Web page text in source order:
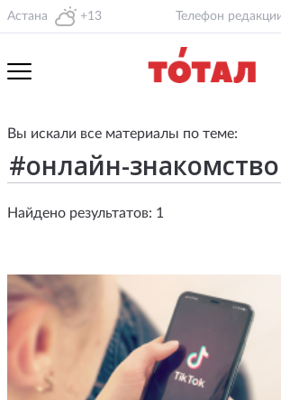
Астана +13 Телефон
Вы искали все материалы по теме:
Найдено результатов: 1